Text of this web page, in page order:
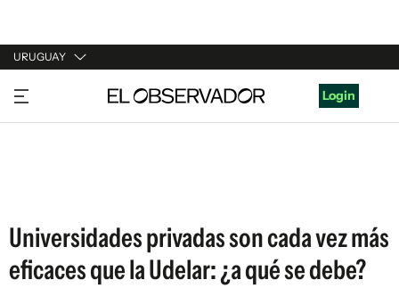
URUGUAY
URUGUAY
ARGENTINA
Login
Universidades privadas son cada vez más
eficaces que la Udelar: ¿a qué se debe?